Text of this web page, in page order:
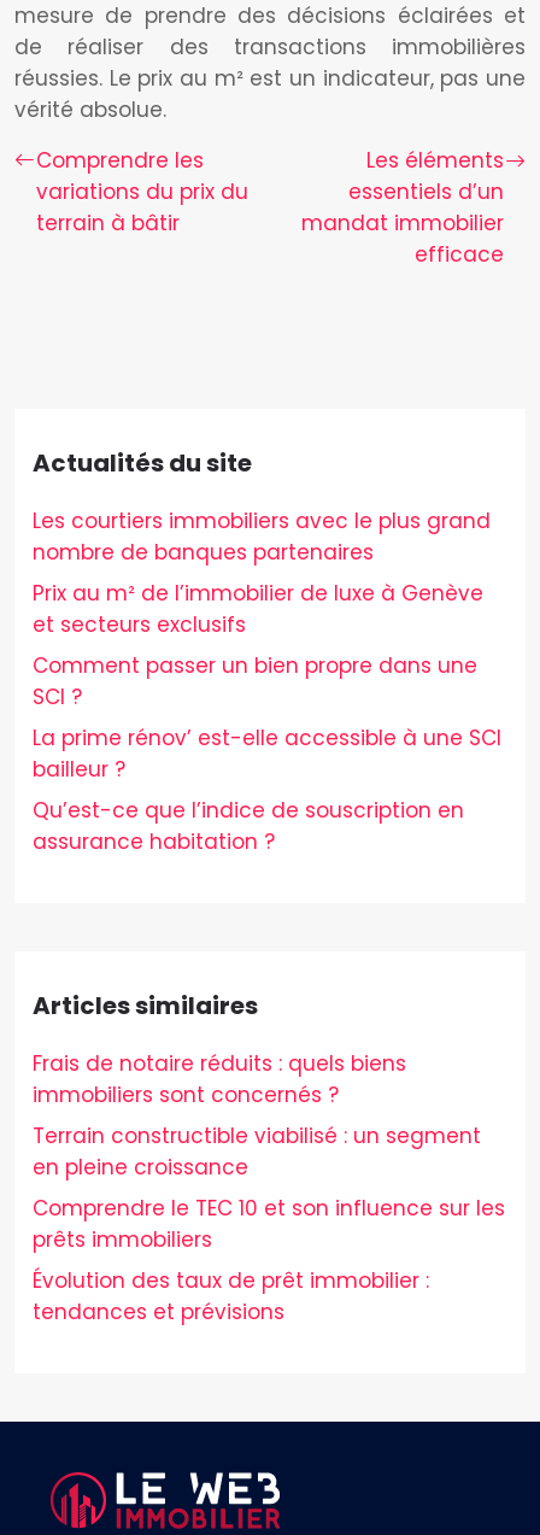
mesure de prendre des décisions éclairées et
de réaliser des transactions immobilières
réussies. Le prix au m² est un indicateur, pas une
vérité absolue.
Comprendre les
variations du prix du
terrain à bâtir
Les éléments
essentiels d’un
mandat immobilier
efficace
Actualités du site
Les courtiers immobiliers avec le plus grand
nombre de banques partenaires
Prix au m² de l’immobilier de luxe à Genève
et secteurs exclusifs
Comment passer un bien propre dans une
SCI ?
La prime rénov’ est-elle accessible à une SCI
bailleur ?
Qu’est-ce que l’indice de souscription en
assurance habitation ?
Articles similaires
Frais de notaire réduits : quels biens
immobiliers sont concernés ?
Terrain constructible viabilisé : un segment
en pleine croissance
Comprendre le TEC 10 et son influence sur les
prêts immobiliers
Évolution des taux de prêt immobilier :
tendances et prévisions